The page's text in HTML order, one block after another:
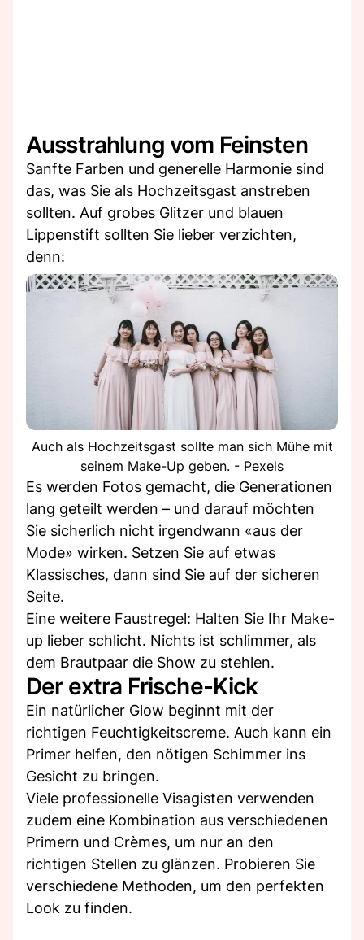
Ausstrahlung vom Feinsten
Sanfte Farben und generelle Harmonie sind
das, was Sie als Hochzeitsgast anstreben
sollten. Auf grobes Glitzer und blauen
Lippenstift sollten Sie lieber verzichten,
denn:
Auch als Hochzeitsgast sollte man sich Mühe mit
seinem Make-Up geben. - Pexels
Es werden Fotos gemacht, die Generationen
lang geteilt werden – und darauf möchten
Sie sicherlich nicht irgendwann «aus der
Mode» wirken. Setzen Sie auf etwas
Klassisches, dann sind Sie auf der sicheren
Seite.
Eine weitere Faustregel: Halten Sie Ihr Make-
up lieber schlicht. Nichts ist schlimmer, als
dem Brautpaar die Show zu stehlen.
Der extra Frische-Kick
Ein natürlicher Glow beginnt mit der
richtigen Feuchtigkeitscreme. Auch kann ein
Primer helfen, den nötigen Schimmer ins
Gesicht zu bringen.
Viele professionelle Visagisten verwenden
zudem eine Kombination aus verschiedenen
Primern und Crèmes, um nur an den
richtigen Stellen zu glänzen. Probieren Sie
verschiedene Methoden, um den perfekten
Look zu finden.